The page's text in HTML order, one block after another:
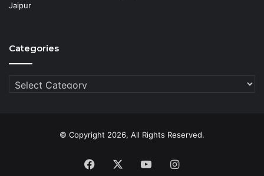
Jaipur
Categories
Categories
© Copyright 2026, All Rights Reserved.
Facebook YouTubeInstagram